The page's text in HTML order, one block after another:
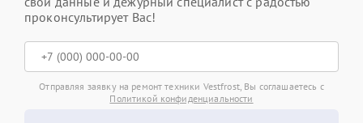
проконсультирует Вас!
Отправляя заявку на ремонт техники Vestfrost, Вы соглашаетесь с
Политикой конфиденциальности